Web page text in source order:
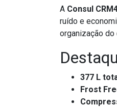
A Consul
ruído e
organização do
377 L
Frost